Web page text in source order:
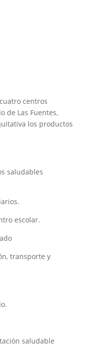
centros
de Las Fuentes,
los productos
saludables
escolar.
transporte y
saludable